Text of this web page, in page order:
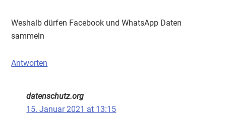
Weshalb dürfen Facebook und WhatsApp Daten
sammeln
Antworten
datenschutz.org
15. Januar 2021 at 13:15